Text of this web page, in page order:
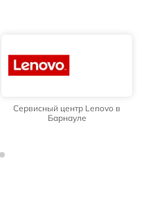
Сервисный центр Lenovo в
Барнауле